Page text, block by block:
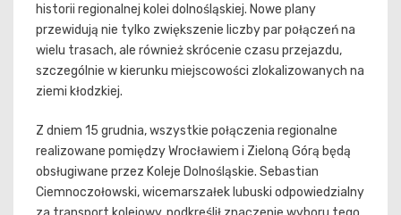
historii regionalnej kolei dolnośląskiej. Nowe plany
przewidują nie tylko zwiększenie liczby par połączeń na
wielu trasach, ale również skrócenie czasu przejazdu,
szczególnie w kierunku miejscowości zlokalizowanych na
ziemi kłodzkiej.
Z dniem 15 grudnia, wszystkie połączenia regionalne
realizowane pomiędzy Wrocławiem i Zieloną Górą będą
obsługiwane przez Koleje Dolnośląskie. Sebastian
Ciemnoczołowski, wicemarszałek lubuski odpowiedzialny